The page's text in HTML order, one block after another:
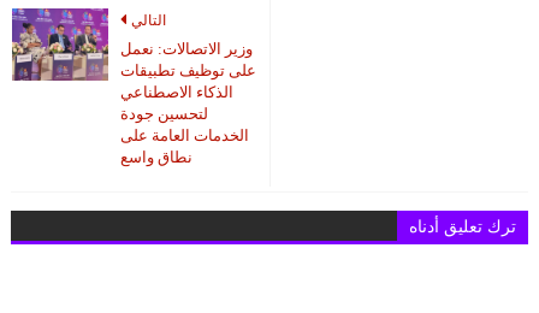
التالي
وزير الاتصالات: نعمل
على توظيف تطبيقات
الذكاء الاصطناعي
لتحسين جودة
الخدمات العامة على
نطاق واسع
ترك تعليق أدناه